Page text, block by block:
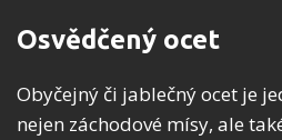
Osvědčený ocet
Obyčejný či jablečný ocet je
nejen záchodové mísy, ale